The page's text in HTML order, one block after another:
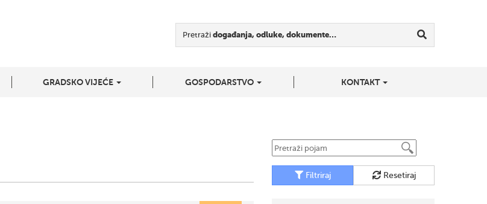
Pretraži događanja, odluke, dokumente…
GRADSKO VIJEĆE GOSPODARSTVO KONTAKT
Filtriraj Resetiraj